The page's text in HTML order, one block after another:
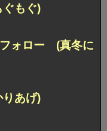
もぐ)
フォロー (真冬に
あげ)